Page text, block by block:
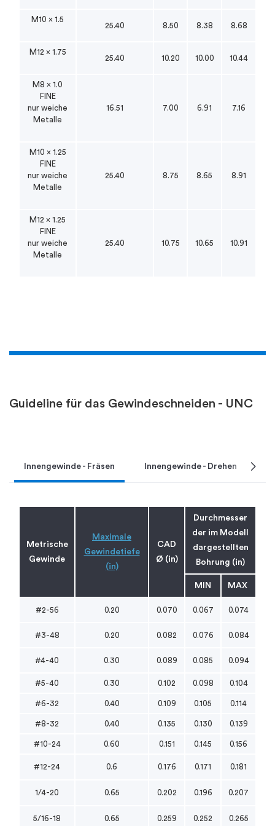
M10 x 1.5
25.40 8.50 8.38 8.68
M12 x 1.75
25.40 10.20 10.00 10.44
M8 x 1.0
FINE
nur weiche
Metalle
16.51 7.00 6.91 7.16
M10 x 1.25
FINE
nur weiche
Metalle
25.40 8.75 8.65 8.91
M12 x 1.25
FINE
nur weiche
Metalle
25.40 10.75 10.65 10.91
Guideline für das Gewindeschneiden - UNC
Innengewinde - Fräsen Innengewinde - Drehen chevron_right
Metrische
Gewinde
Maximale
Gewindetiefe
(in)
CAD
Ø (in)
Durchmesser
der im Modell
dargestellten
Bohrung (in)
MIN MAX
#2-56 0.20 0.070 0.067 0.074
#3-48 0.20 0.082 0.076 0.084
#4-40 0.30 0.089 0.085 0.094
#5-40 0.30 0.102 0.098 0.104
#6-32 0.40 0.109 0.105 0.114
#8-32 0.40 0.135 0.130 0.139
#10-24 0.60 0.151 0.145 0.156
#12-24 0.6 0.176 0.171 0.181
1/4-20 0.65 0.202 0.196 0.207
5/16-18 0.65 0.259 0.252 0.265